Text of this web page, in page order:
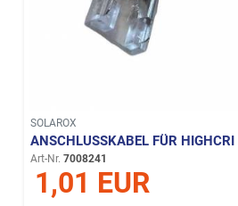
SOLAROX
ANSCHLUSSKABEL FÜR
Art-Nr. 7008241
1,01 EUR